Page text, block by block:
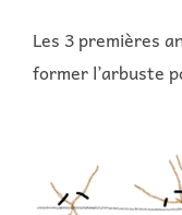
Les 3 premières
former l’arbuste